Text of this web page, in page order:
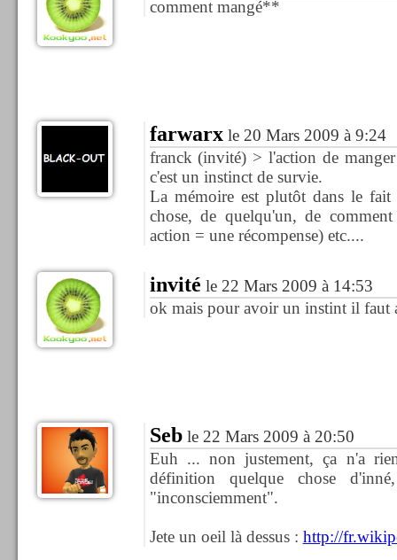
comment mangé**
farwarxle 20 Mars 2009 à 9:24
franck (invité) > l'action de
c'est un instinct de survie.
La mémoire est plutôt dans le fait
chose, de quelqu'un, de
action = une récompense) etc....
invité le 22 Mars 2009 à 14:53
ok mais pour avoir un instint il faut
Seble 22 Mars 2009 à 20:50
Euh ... non justement, ça n'a
définition quelque chose
"inconsciemment".
Jete un oeil là dessus : http://